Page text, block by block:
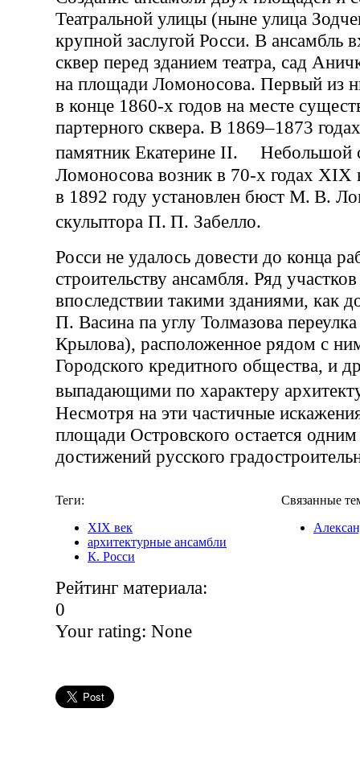
Театральной улицы (ныне улица
крупной заслугой Росси. В ансамбль
сквер перед зданием театра, сад
на площади Ломоносова. Первый из
в конце 1860-х годов на месте
партерного сквера. В 1869–1873
памятник Екатерине II. Небольшой
Ломоносова возник в 70-х годах XIX
в 1892 году установлен бюст М. В.
скульптора П. П. Забелло.
Росси не удалось довести до конца
строительству ансамбля. Ряд
впоследствии такими зданиями, как
П. Васина па углу Толмазова
Крылова), расположенное рядом с
Городского кредитного общества, и
выпадающими по характеру
Несмотря на эти частичные
площади Островского остается
достижений русского
Теги:
XIX век
архитектурные ансамбли
К. Росси
Связанные
Рейтинг материала:
0
Your rating: None